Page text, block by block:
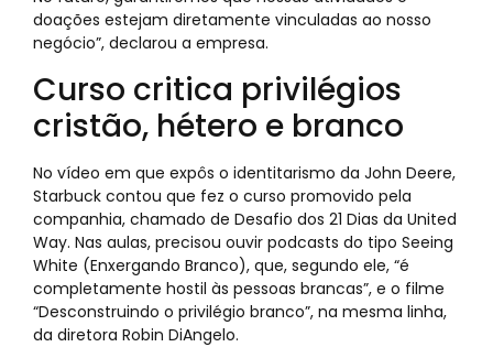
doações estejam diretamente vinculadas ao nosso
negócio”, declarou a empresa.
Curso critica privilégios
cristão, hétero e branco
No vídeo em que expôs o identitarismo da John Deere,
Starbuck contou que fez o curso promovido pela
companhia, chamado de Desafio dos 21 Dias da United
Way. Nas aulas, precisou ouvir podcasts do tipo Seeing
White (Enxergando Branco), que, segundo ele, “é
completamente hostil às pessoas brancas”, e o filme
“Desconstruindo o privilégio branco”, na mesma linha,
da diretora Robin DiAngelo.